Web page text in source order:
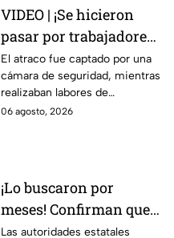
VIDEO | ¡Se hicieron
pasar por trabajadores!
Al menos 12
delincuentes sustraen
dinero y diversas
pertenencias de un
El atraco fue captado por una
cámara de seguridad, mientras
realizaban labores de
mantenimiento.
06 agosto, 2026
¡Lo buscaron por
meses! Confirman que
el Delegado de La
Las autoridades estatales